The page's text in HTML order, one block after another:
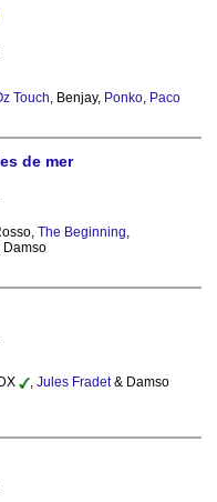
Touch, Benjay, Ponko, Paco
de mer
The Beginning,
Damso
, Jules Fradet& Damso